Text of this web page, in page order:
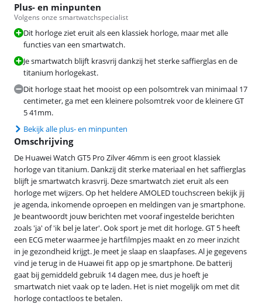
Plus- en minpunten
Volgens onze smartwatchspecialist
Dit horloge ziet eruit als een klassiek horloge, maar met alle
functies van een smartwatch.
Je smartwatch blijft krasvrij dankzij het sterke saffierglas en de
titanium horlogekast.
Dit horloge staat het mooist op een polsomtrek van minimaal 17
centimeter, ga met een kleinere polsomtrek voor de kleinere GT
5 41mm.
Bekijk alle plus- en minpunten
Omschrijving
De Huawei Watch GT5 Pro Zilver 46mm is een groot klassiek
horloge van titanium. Dankzij dit sterke materiaal en het saffierglas
blijft je smartwatch krasvrij. Deze smartwatch ziet eruit als een
horloge met wijzers. Op het heldere AMOLED touchscreen bekijk jij
je agenda, inkomende oproepen en meldingen van je smartphone.
Je beantwoordt jouw berichten met vooraf ingestelde berichten
zoals 'ja' of 'ik bel je later'. Ook sport je met dit horloge. GT 5 heeft
een ECG meter waarmee je hartfilmpjes maakt en zo meer inzicht
in je gezondheid krijgt. Je meet je slaap en slaapfases. Al je gegevens
vind je terug in de Huawei fit app op je smartphone. De batterij
gaat bij gemiddeld gebruik 14 dagen mee, dus je hoeft je
smartwatch niet vaak op te laden. Het is niet mogelijk om met dit
horloge contactloos te betalen.